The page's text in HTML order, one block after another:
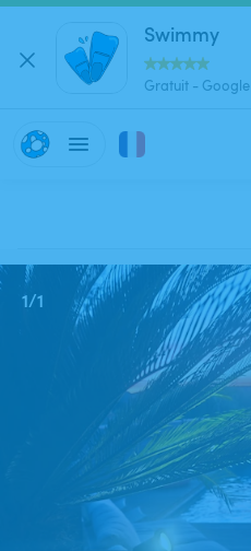
Swimmy
Gratuit -
Cette annonce est
1/1